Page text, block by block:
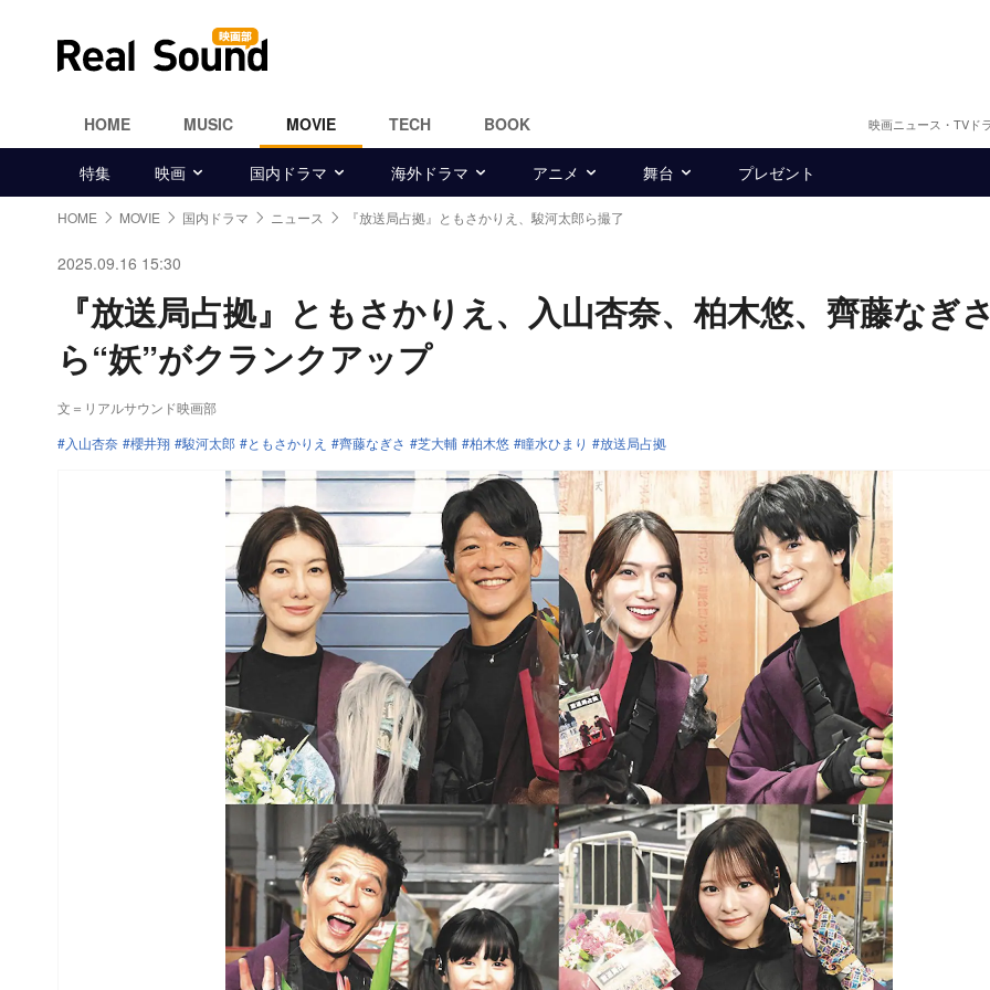
HOME MUSIC MOVIE TECH BOOK 映画ニュース・TVド
特集 映画 国内ドラマ 海外ドラマ アニメ 舞台 プレゼント
HOME MOVIE 国内ドラマ ニュース 『放送局占拠』ともさかりえ、駿河太郎ら撮了
2025.09.16 15:30
『放送局占拠』ともさかりえ、入山杏奈、柏木悠、齊藤なぎさ
ら“妖”がクランクアップ
文＝リアルサウンド映画部
入山杏奈
櫻井翔 駿河太郎 ともさかりえ 齊藤なぎさ 芝大輔 柏木悠 瞳水ひまり 放送局占拠